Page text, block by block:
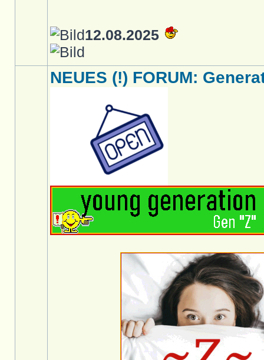
12.08.2025
NEUES (!) FORUM: